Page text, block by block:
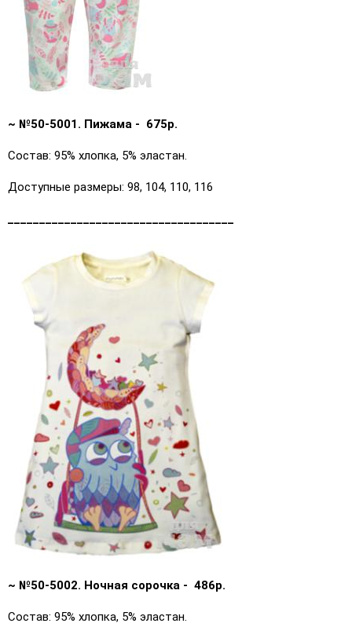
~ №50-5001. Пижама - 675р.
Состав: 95% хлопка, 5% эластан.
Доступные размеры: 98, 104, 110, 116
~ №50-5002. Ночная сорочка - 486р.
Состав: 95% хлопка, 5% эластан.